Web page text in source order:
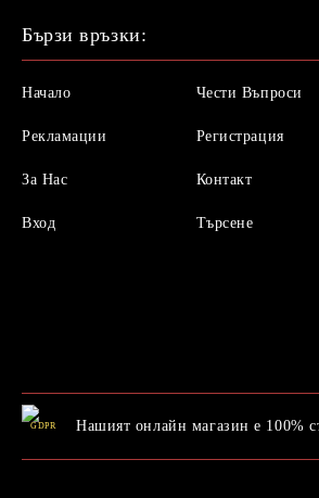
Бързи връзки:
Начало
Рекламации
За Нас
Вход
Чести Въпроси
Регистрация
Контакт
Търсене
GDPR Нашият онлайн магазин е 100%